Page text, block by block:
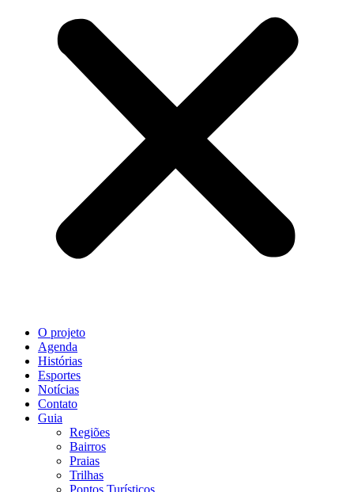
O projeto
Agenda
Histórias
Esportes
Notícias
Contato
Guia
Regiões
Bairros
Praias
Trilhas
Pontos Turísticos